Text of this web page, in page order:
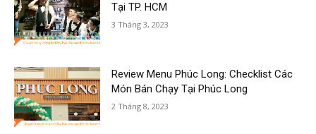
Tại TP. HCM
3 Tháng 3, 2023
Review Menu Phúc Long: Checklist Các
Món Bán Chạy Tại Phúc Long
2 Tháng 8, 2023